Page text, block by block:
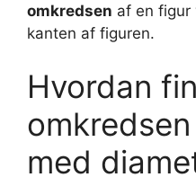
omkredsen af en figur
kanten af figuren.
Hvordan
med